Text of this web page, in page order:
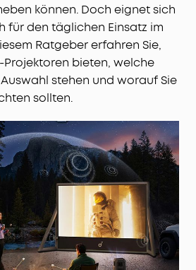
können. Doch eignet sich
für den täglichen Einsatz im
Ratgeber erfahren Sie,
Projektoren bieten, welche
stehen und worauf Sie
sollten.